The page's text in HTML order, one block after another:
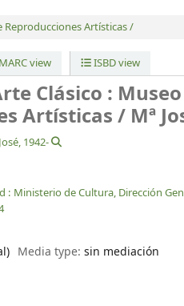
Reproducciones Artísticas /
view ISBD view
Clásico :
Artísticas / Mª
, 1942-
: Ministerio de Cultura, Dirección
Media type: sin mediación